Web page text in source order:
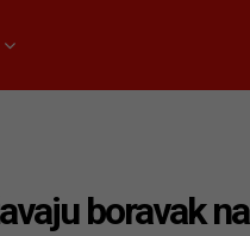
boravak na